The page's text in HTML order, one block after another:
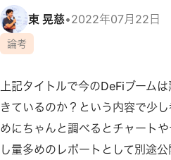
東 晃慈•2022年07月22日
論考
上記タイトルで今のDeFiブーム
きているのか？という内容で少
めにちゃんと調べるとチャート
し量多めのレポートとして別途